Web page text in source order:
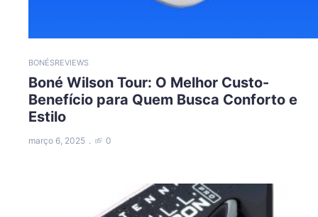
BONÉSREVIEWS
Boné Wilson Tour: O Melhor Custo-
Benefício para Quem Busca Conforto e
Estilo
março 6, 2025 0